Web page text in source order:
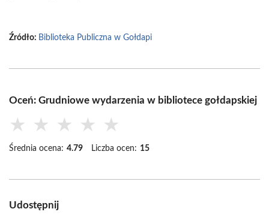
Źródło: Biblioteka Publiczna w Gołdapi
Oceń: Grudniowe wydarzenia w bibliotece gołdapskiej
★ ★ ★ ★ ★
Średnia ocena: 4.79 Liczba ocen: 15
Udostępnij